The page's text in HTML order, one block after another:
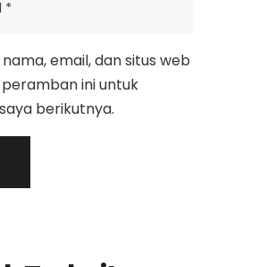
email, dan situs web
ini untuk
berikutnya.